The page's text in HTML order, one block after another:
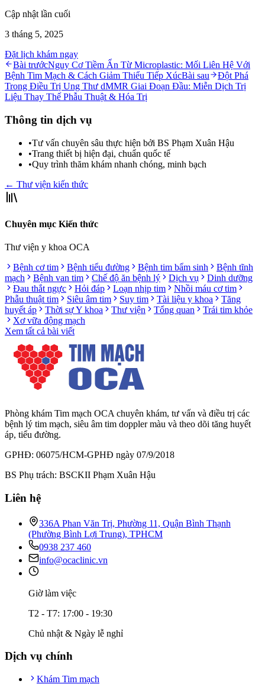
Cập nhật lần cuối
3 tháng 5, 2025
Đặt lịch khám ngay
Bài trướcNguy Cơ Tiềm Ẩn Từ Microplastic: Mối Liên Hệ Với
Bệnh Tim Mạch & Cách Giảm Thiểu Tiếp XúcBài sau
Đột Phá
Trong Điều Trị Ung Thư dMMR Giai Đoạn Đầu: Miễn Dịch Trị
Liệu Thay Thế Phẫu Thuật & Hóa Trị
Thông tin dịch vụ
•Tư vấn chuyên sâu thực hiện bởi BS Phạm Xuân Hậu
•Trang thiết bị hiện đại, chuẩn quốc tế
•Quy trình thăm khám nhanh chóng, minh bạch
← Thư viện kiến thức
Chuyên mục Kiến thức
Thư viện y khoa OCA
Bệnh cơ tim
Bệnh tiểu đường Bệnh tim bẩm sinh
Bệnh tĩnh
mạch
Bệnh van tim Chế độ ăn bệnh lý Dịch vụ
Dinh dưỡng
Đau thắt ngực
Hỏi đáp Loạn nhịp tim
Nhồi máu cơ tim
Phẫu thuật tim
Siêu âm tim Suy tim Tài liệu y khoa
Tăng
huyết áp
Thời sự Y khoa Thư viện Tổng quan
Trái tim khỏe
Xơ vữa động mạch
Xem tất cả bài viết
Phòng khám Tim mạch OCA chuyên khám, tư vấn và điều trị các
bệnh lý tim mạch, siêu âm tim doppler màu và theo dõi tăng huyết
áp, tiểu đường.
GPHĐ: 06075/HCM-GPHĐ ngày 07/9/2018
BS Phụ trách: BSCKII Phạm Xuân Hậu
Liên hệ
336A Phan Văn Trị, Phường 11, Quận Bình Thạnh
(Phường Bình Lợi Trung), TPHCM
0938 237 460
info@ocaclinic.vn
Giờ làm việc
T2 - T7: 17:00 - 19:30
Chủ nhật & Ngày lễ nghỉ
Dịch vụ chính
Khám Tim mạch